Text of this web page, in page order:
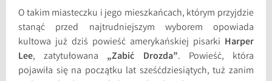
O takim miasteczku i jego mieszkańcach, którym przyjdzie
stanąć przed najtrudniejszym wyborem opowiada
kultowa już dziś powieść amerykańskiej pisarki Harper
Lee, zatytułowana „Zabić Drozda”. Powieść, która
pojawiła się na początku lat sześćdziesiątych, tuż zanim